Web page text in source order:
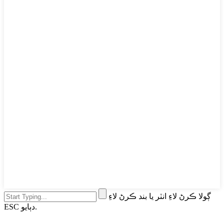
ڳولا ڪرڻ لاءِ انٽر يا بند ڪرڻ لاءِ
ESC دٻايو.